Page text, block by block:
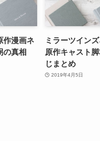
作漫画ネ
の真相
ミラーツイン
原作キャスト
じまとめ
2019年4月5日